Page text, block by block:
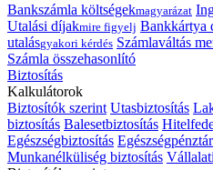
Bankszámla költségekmagyarázat
Utalási díjakmire figyelj Bankkártya
utalásgyakori kérdés Számlaváltás
Számla összehasonlító
Biztosítás
Kalkulátorok
Biztosítók szerint Utasbiztosítás
biztosítás Balesetbiztosítás
Egészségbiztosítás Egészségpénztár
Munkanélküliség biztosítás